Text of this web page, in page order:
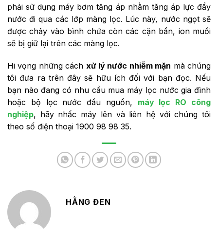
phải sử dụng máy bơm tăng áp nhằm tăng áp lực đẩy
nước đi qua các lớp màng lọc. Lúc này, nước ngọt sẽ
được chảy vào bình chứa còn các cặn bẩn, ion muối
sẽ bị giữ lại trên các màng lọc.
Hi vọng những cách xử lý nước nhiễm mặn mà chúng
tôi đưa ra trên đây sẽ hữu ích đối với bạn đọc. Nếu
bạn nào đang có nhu cầu mua máy lọc nước gia đình
hoặc bộ lọc nước đầu nguồn, máy lọc RO công
nghiệp, hãy nhấc máy lên và liên hệ với chúng tôi
theo số điện thoại 1900 98 98 35.
HẰNG ĐEN